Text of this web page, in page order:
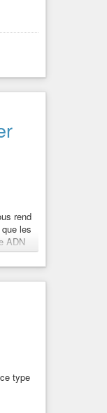
rend
les
ADN
faut
à la
type